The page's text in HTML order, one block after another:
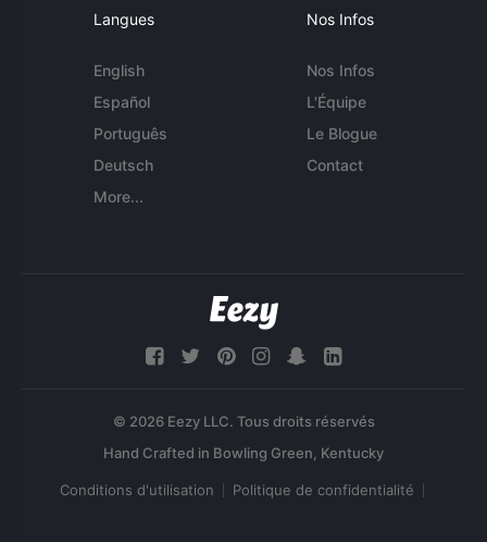
Langues
English
Español
Português
Deutsch
More...
Nos Infos
Nos Infos
L'Équipe
Le Blogue
Contact
© 2026 Eezy LLC. Tous droits réservés
Conditions d'utilisation Politique de confidentialité